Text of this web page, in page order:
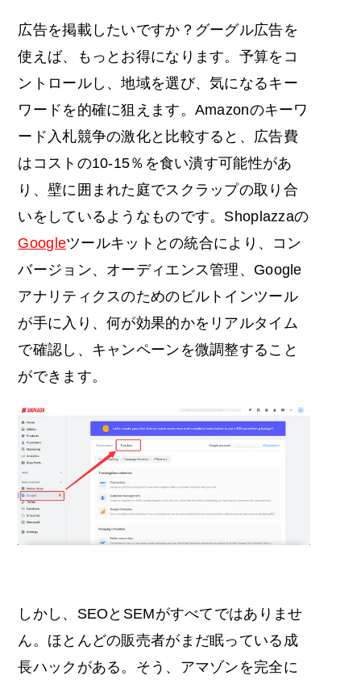
広告を掲載したいですか？グーグル広告を
使えば、もっとお得になります。予算をコ
ントロールし、地域を選び、気になるキー
ワードを的確に狙えます。Amazonのキーワ
ード入札競争の激化と比較すると、広告費
はコストの10-15％を食い潰す可能性があ
り、壁に囲まれた庭でスクラップの取り合
いをしているようなものです。Shoplazzaの
Googleツールキットとの統合により、コン
バージョン、オーディエンス管理、Google
アナリティクスのためのビルトインツール
が手に入り、何が効果的かをリアルタイム
で確認し、キャンペーンを微調整すること
ができます。
しかし、SEOとSEMがすべてではありませ
ん。ほとんどの販売者がまだ眠っている成
長ハックがある。そう、アマゾンを完全に